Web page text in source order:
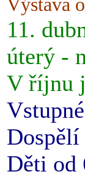
11.
úterý -
V říjnu
Děti od